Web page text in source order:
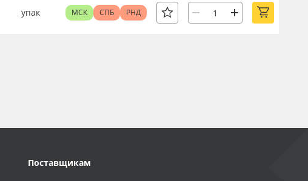
упак МСК СПБ РНД
Поставщикам